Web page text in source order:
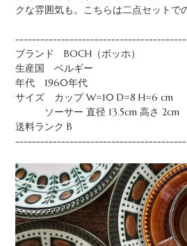
クな雰囲気も。こちらは二点セットで
ブランド BOCH（ボッホ）
生産国 ベルギー
年代 1960年代
サイズ カップ W=10 D=8 H=6 cm
ソーサー 直径 13.5cm 高さ 2cm
送料ランク B